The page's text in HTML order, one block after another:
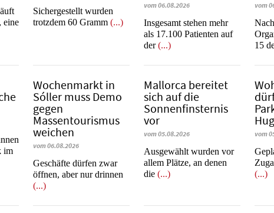
eine
​​​​​​​Sichergestellt wurden
trotzdem 60 Gramm(...)
vom 06.08.2026
Insgesamt stehen mehr
als 17.100 Patienten auf
der(...)
vom
15
im
Wochenmarkt in
Sóller muss Demo
gegen
Massentourismus
weichen
vom 06.08.2026
Geschäfte dürfen zwar
öffnen, aber nur drinnen
(...)
Mallorca bereitet
sich auf die
Sonnenfinsternis
vor
vom 05.08.2026
Ausgewählt wurden vor
allem Plätze, an denen
die(...)
vom
(...)